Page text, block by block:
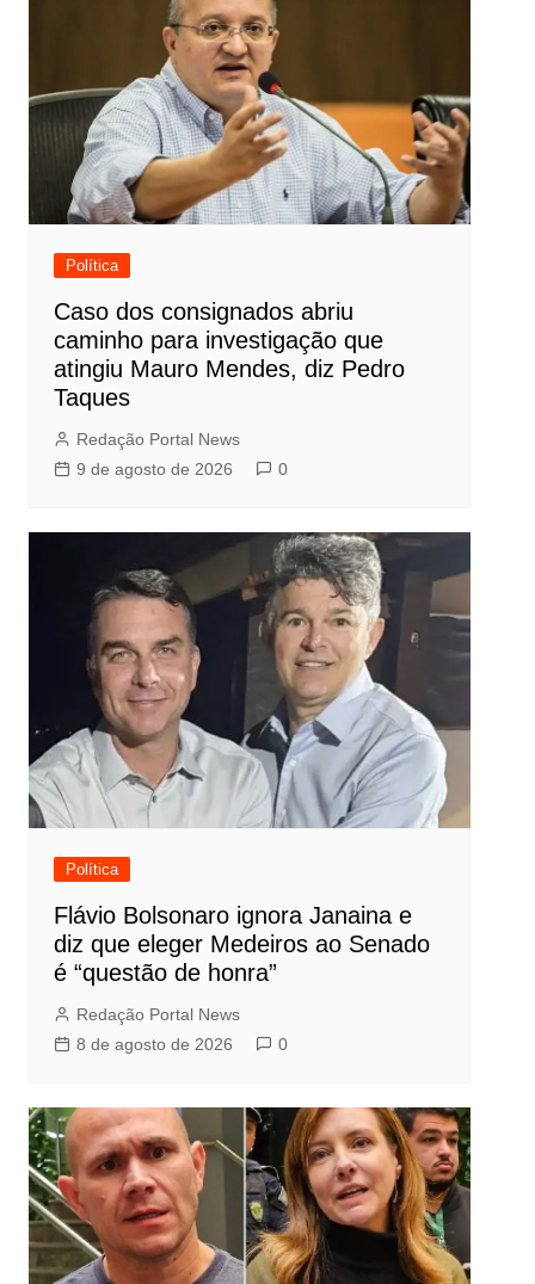
Política
Caso dos consignados abriu
caminho para investigação que
atingiu Mauro Mendes, diz Pedro
Taques
Redação Portal News
9 de agosto de 2026
0
Política
Flávio Bolsonaro ignora Janaina e
diz que eleger Medeiros ao Senado
é “questão de honra”
Redação Portal News
8 de agosto de 2026
0